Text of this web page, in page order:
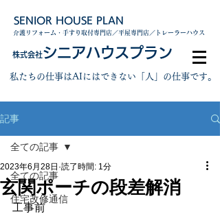
SENIOR HOUSE PLAN
介護リフォーム・手すり取付専門店／平屋専門店／トレーラーハウス
株式会社シニアハウスプラン
私たちの仕事はAIにはできない「人」の仕事です。
記事
全ての記事
住宅改修通信
全ての記事
玄関ポーチの段差解消
2023年6月28日 読了時間: 1分
工事前